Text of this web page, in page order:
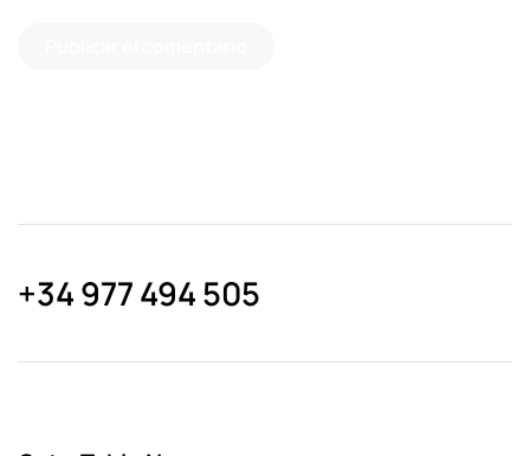
+34 977 494 505